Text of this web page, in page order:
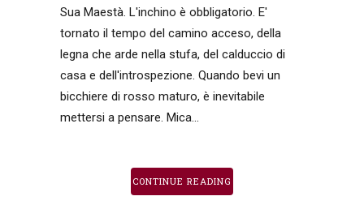
Sua Maestà. L'inchino è obbligatorio. E'
tornato il tempo del camino acceso, della
legna che arde nella stufa, del calduccio di
casa e dell'introspezione. Quando bevi un
bicchiere di rosso maturo, è inevitabile
mettersi a pensare. Mica...
CONTINUE READING